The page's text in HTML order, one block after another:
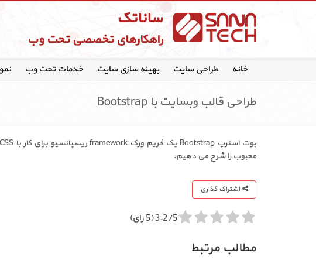
ساناتک
راهکارهای تخصصی تحت وب
خانه طراحی سایت بهینه سازی سایت خدمات تحت وب
طراحی قالب وبسایت با Bootstrap
محبوب را شرح می دهیم.
اشتراک گذاری
3.2/5 (5 رای)
مطالب مرتبط